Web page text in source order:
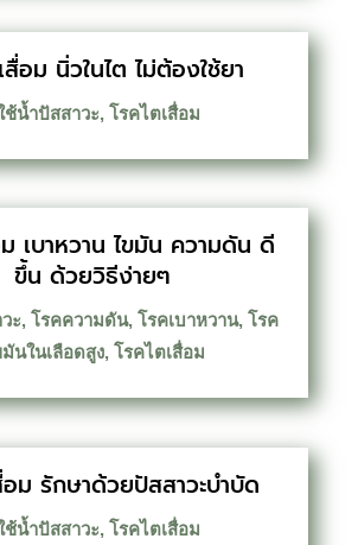
สื่อม นิ่วในไต ไม่ต้องใช้ยา
ช้น้ำปัสสาวะ, โรคไตเสื่อม
ม เบาหวาน ไขมัน ความดัน ดี
ขึ้น ด้วยวิธีง่ายๆ
ะ, โรคความดัน, โรคเบาหวาน, โรค
นในเลือดสูง, โรคไตเสื่อม
อม รักษาด้วยปัสสาวะบำบัด
ช้น้ำปัสสาวะ, โรคไตเสื่อม